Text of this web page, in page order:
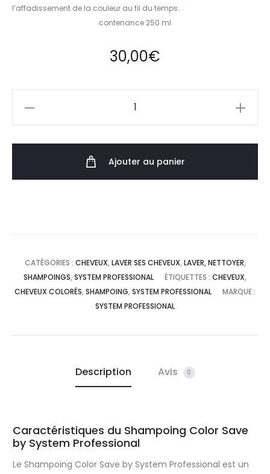
l’affadissement de la couleur au fil du temps.
contenance 250 ml
30,00€
Ajouter au panier
CATÉGORIES : CHEVEUX, LAVER SES CHEVEUX, LAVER, NETTOYER,
SHAMPOINGS, SYSTEM PROFESSIONAL ÉTIQUETTES : CHEVEUX,
CHEVEUX COLORÉS, SHAMPOING, SYSTEM PROFESSIONAL
MARQUE :
SYSTEM PROFESSIONAL
Description Avis 0
Caractéristiques du Shampoing Color Save
by System Professional
Le Shampoing Color Save by System Professional est un